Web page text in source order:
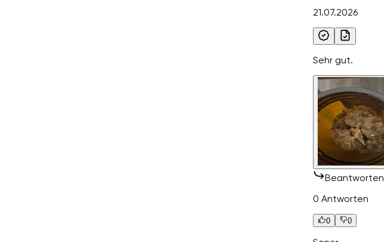
21.07.2026
Sehr gut.
Beantworten
0 Antworten
0 0